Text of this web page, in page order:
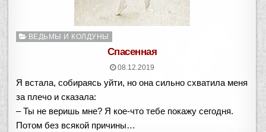
Опубликовано
ВЕДЬМЫ И КОЛДУНЫ
Спасенная
08.12.2019
Я встала, собираясь уйти, но она сильно схватила меня
за плечо и сказала:
– Ты не веришь мне? Я кое-что тебе покажу сегодня.
Потом без всякой причины…